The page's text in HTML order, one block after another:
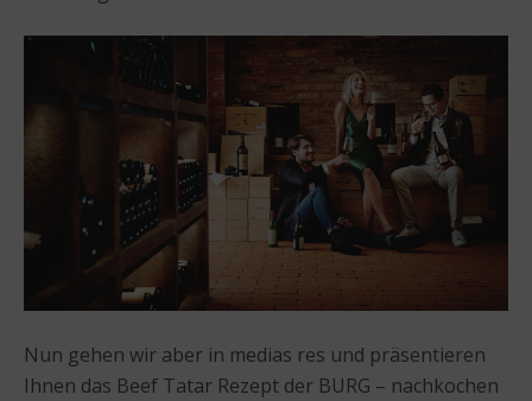
Nun gehen wir aber in medias res und präsentieren
Ihnen das Beef Tatar Rezept der BURG – nachkochen